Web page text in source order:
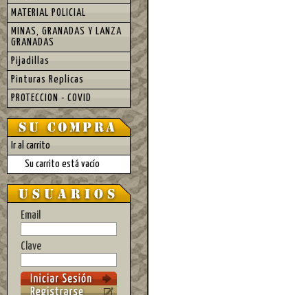
MATERIAL POLICIAL
MINAS, GRANADAS Y LANZA
GRANADAS
Pijadillas
Pinturas Replicas
PROTECCION - COVID
Ir al carrito
Su carrito está vacío
Email
Clave